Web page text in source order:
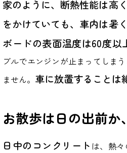
家のように、断熱性能は高
をかけていても、車内は暑
ボードの表面温度は60度以
ブルでエンジンが止まってしま
ません。 車に放置することは
お散歩は日の出前か
日中のコンクリート は、熱々